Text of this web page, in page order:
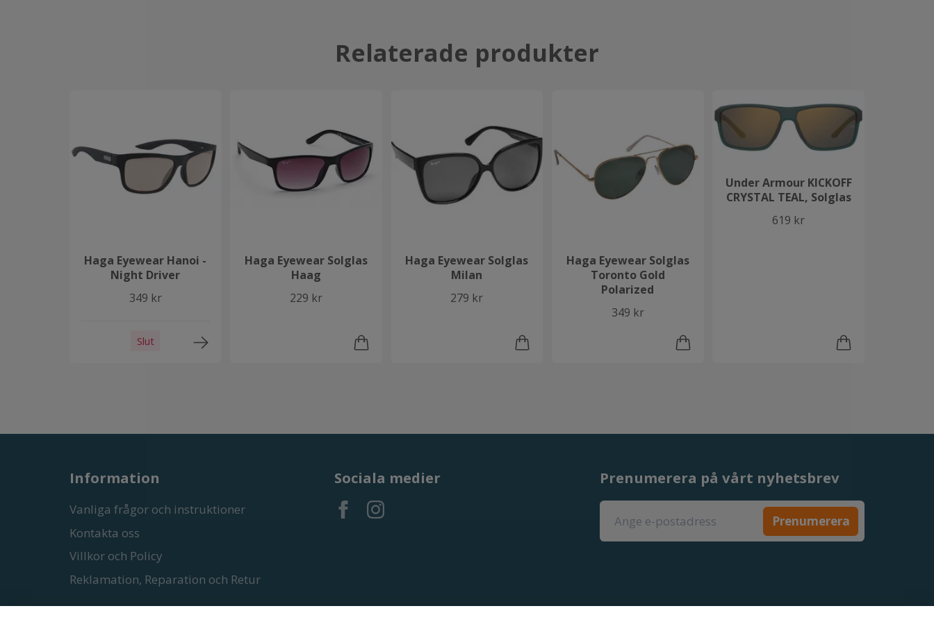
Relaterade produkter
Haga Eyewear Hanoi -
Night Driver
349 kr
Slut
Haga Eyewear Solglas
Haag
229 kr
Haga Eyewear Solglas
Milan
279 kr
Haga Eyewear Solglas
Toronto Gold
Polarized
349 kr
Under Armour KICKOFF
CRYSTAL TEAL, Solglas
619 kr
Information
Vanliga frågor och instruktioner
Kontakta oss
Villkor och Policy
Reklamation, Reparation och Retur
Sociala medier Prenumerera på vårt nyhetsbrev
Prenumerera